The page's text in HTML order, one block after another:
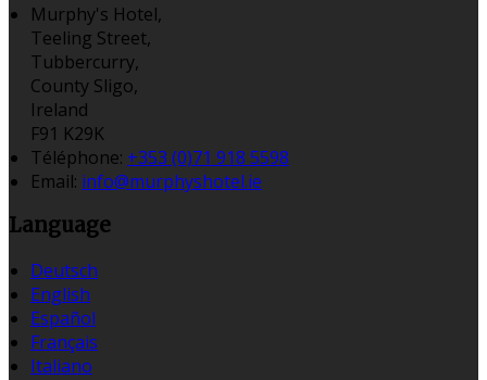
Murphy's Hotel,
Teeling Street,
Tubbercurry,
County Sligo,
Ireland
F91 K29K
Téléphone: +353 (0)71 918 5598
Email: info@murphyshotel.ie
Language
Deutsch
English
Español
Français
Italiano